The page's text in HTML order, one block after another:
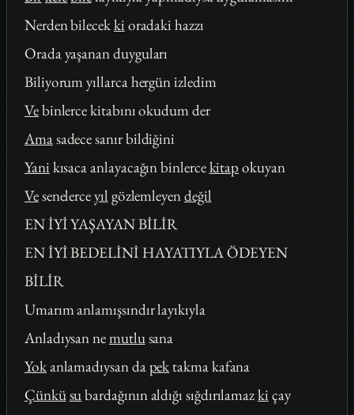
Nerden bilecekki oradaki hazzı
Orada yaşanan duyguları
Biliyorum yıllarca hergün izledim
Vebinlerce kitabını okudum der
Amasadece sanır bildiğini
Yani kısaca anlayacağın binlercekitapokuyan
Vesenelerceyıl gözlemleyendeğil
EN İYİ YAŞAYAN BİLİR
EN İYİ BEDELİNİ HAYATIYLA ÖDEYEN
BİLİR
Umarım anlamışsındır layıkıyla
Anladıysan nemutlusana
Yokanlamadıysan dapek takma kafana
Çünküsubardağının aldığı sığdırılamazki çay